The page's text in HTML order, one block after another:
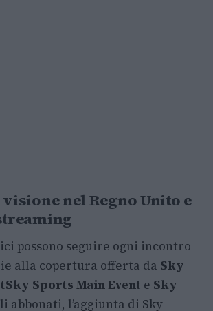
nel Regno Unito e
possono seguire ogni incontro
alla copertura offerta da Sky
Sky Sports Main Event e Sky
abbonati, l’aggiunta di Sky